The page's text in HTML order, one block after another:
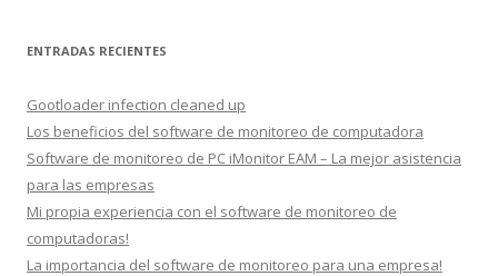
c
r
:
ENTRADAS RECIENTES
Gootloader infection cleaned up
Los beneficios del software de monitoreo de computadora
Software de monitoreo de PC iMonitor EAM – La mejor asistencia
para las empresas
Mi propia experiencia con el software de monitoreo de
computadoras!
La importancia del software de monitoreo para una empresa!